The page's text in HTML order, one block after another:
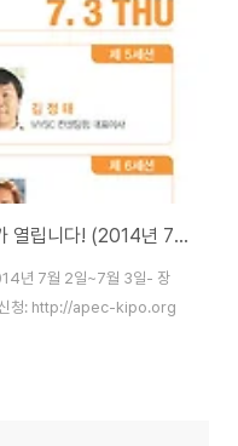
《APEC-KIPO 적정기술 콘퍼런스》가 열립니다! (2014년 7월 2일~3일)
년 7월 2일~7월 3일- 장
신청: http://apec-kipo.org